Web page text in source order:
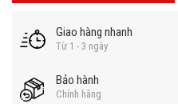
Giao hàng nhanh
Từ 1 - 3 ngày
Bảo hành
Chính hãng